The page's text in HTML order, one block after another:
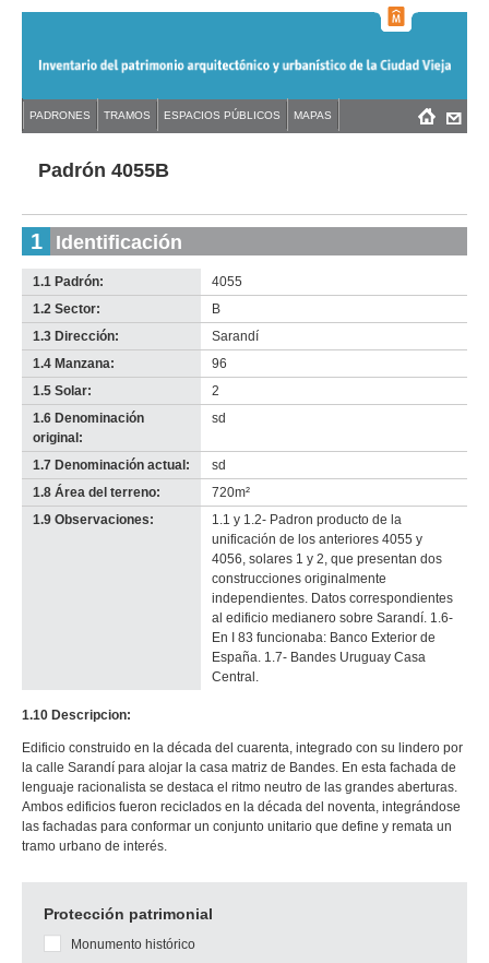
navigation
Back
topPadrón 4055B
1 Identificación
1.1 Padrón:
4055
1.2 Sector:
B
1.3 Dirección:
Sarandí
1.4 Manzana:
96
1.5 Solar:
2
1.6 Denominación
original:
sd
1.7 Denominación actual:
sd
1.8 Área del terreno:
720m²
1.9 Observaciones:
1.1 y 1.2- Padron producto de la
unificación de los anteriores 4055 y
4056, solares 1 y 2, que presentan dos
construcciones originalmente
independientes. Datos correspondientes
al edificio medianero sobre Sarandí. 1.6-
En I 83 funcionaba: Banco Exterior de
España. 1.7- Bandes Uruguay Casa
Central.
1.10 Descripcion:
Edificio construido en la década del cuarenta, integrado con su lindero por
la calle Sarandí para alojar la casa matriz de Bandes. En esta fachada de
lenguaje racionalista se destaca el ritmo neutro de las grandes aberturas.
Ambos edificios fueron reciclados en la década del noventa, integrándose
las fachadas para conformar un conjunto unitario que define y remata un
tramo urbano de interés.
Protección patrimonial
Monumento histórico
Back
to Menú
PADRONES TRAMOS ESPACIOS PÚBLICOS MAPAS